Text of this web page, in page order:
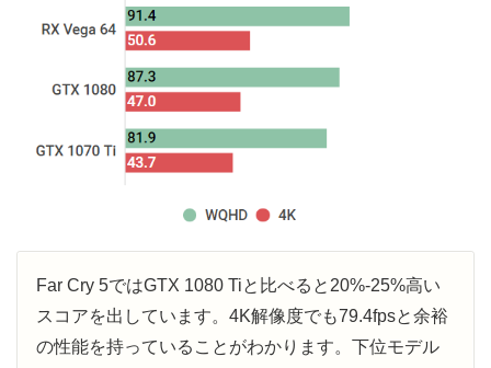
Far Cry 5ではGTX 1080 Tiと比べると20%-25%高い
スコアを出しています。4K解像度でも79.4fpsと余裕
の性能を持っていることがわかります。下位モデル